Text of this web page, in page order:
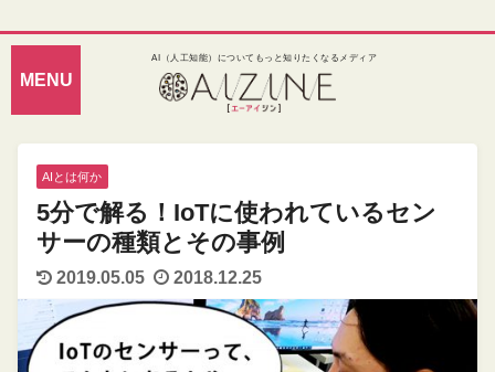
AI（人工知能）についてもっと知りたくなるメディア
AIとは何か
5分で解る！IoTに使われているセン
サーの種類とその事例
2019.05.05 2018.12.25